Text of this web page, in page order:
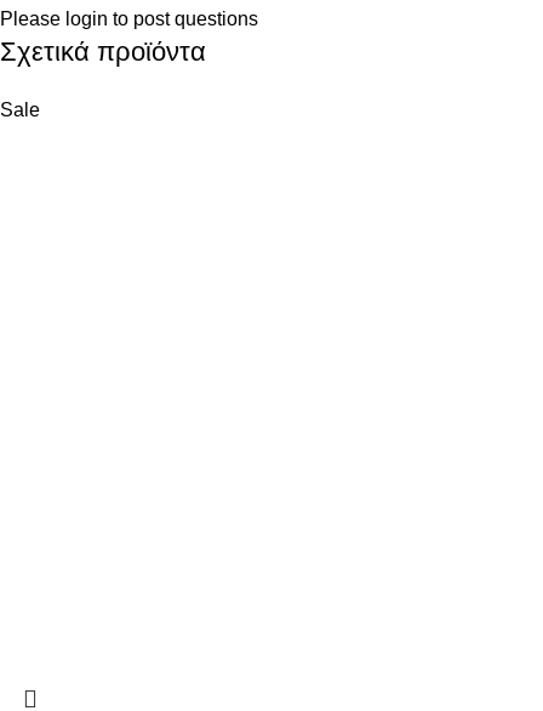
Please login to post questions
Σχετικά προϊόντα
Sale